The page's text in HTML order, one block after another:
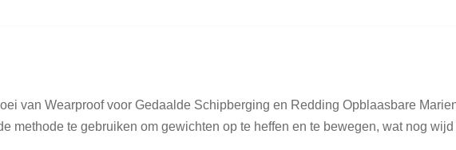
van Wearproof voor Gedaalde Schipberging en Redding Opblaasbare
methode te gebruiken om gewichten op te heffen en te bewegen, wat nog